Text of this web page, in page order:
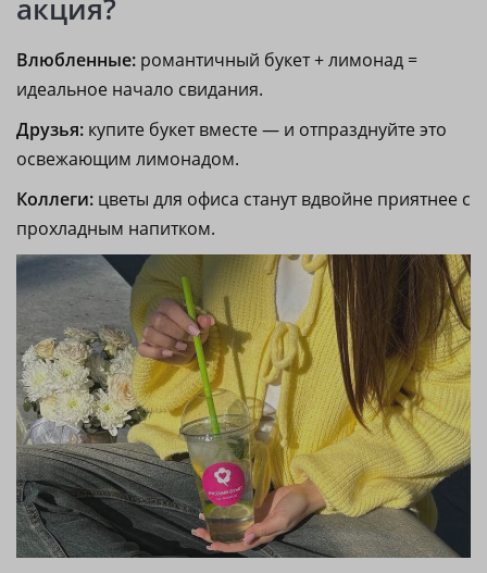
акция?
Влюбленные: романтичный букет + лимонад =
идеальное начало свидания.
Друзья: купите букет вместе — и отпразднуйте это
освежающим лимонадом.
Коллеги: цветы для офиса станут вдвойне приятнее с
прохладным напитком.